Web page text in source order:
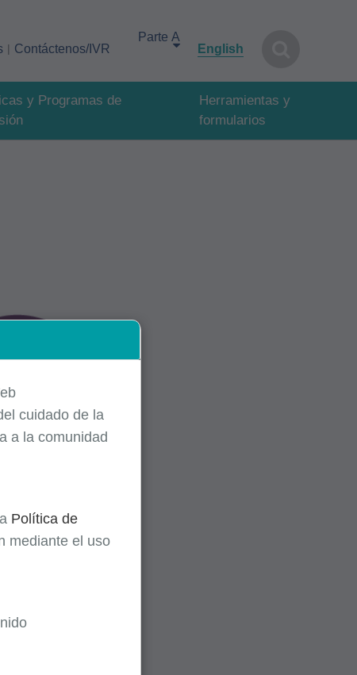
Contáctenos/IVR
English
y Programas de
Herramientas y
formularios
cuidado de la
a la comunidad
Política de
mediante el uso